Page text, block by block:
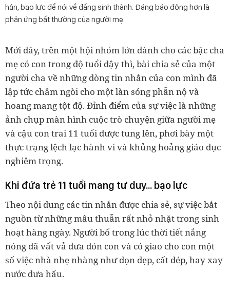
hận, bạo lực để nói về đấng sinh thành. Đáng báo động hơn là
phản ứng bất thường của người mẹ.
Mới đây, trên một hội nhóm lớn dành cho các bậc cha
mẹ có con trong độ tuổi dậy thì, bài chia sẻ của một
người cha về những dòng tin nhắn của con mình đã
lập tức châm ngòi cho một làn sóng phẫn nộ và
hoang mang tột độ. Đỉnh điểm của sự việc là những
ảnh chụp màn hình cuộc trò chuyện giữa người mẹ
và cậu con trai 11 tuổi được tung lên, phơi bày một
thực trạng lệch lạc hành vi và khủng hoảng giáo dục
nghiêm trọng.
Khi đứa trẻ 11 tuổi mang tư duy... bạo lực
Theo nội dung các tin nhắn được chia sẻ, sự việc bắt
nguồn từ những mâu thuẫn rất nhỏ nhặt trong sinh
hoạt hàng ngày. Người bố trong lúc thời tiết nắng
nóng đã vất vả đưa đón con và có giao cho con một
số việc nhà nhẹ nhàng như dọn dẹp, cất dép, hay xay
nước dưa hấu.